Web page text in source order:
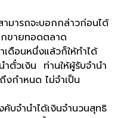
จะบอกกล่าวก่อนได้
กขายทอดตลาด
เดือนหนึ่งแล้วก็ให้ทำได้
น ท่านให้ผู้รับจำนำ
งกำหนด ไม่จำเป็น
ำได้เงินจำนวนสุทธิ